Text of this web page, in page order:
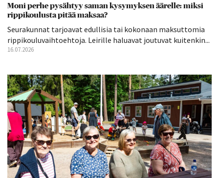
Moni perhe pysähtyy saman kysymyksen äärelle: miksi
rippikoulusta pitää maksaa?
Seurakunnat tarjoavat edullisia tai kokonaan maksuttomia
rippikouluvaihtoehtoja. Leirille haluavat joutuvat kuitenkin...
16.07.2026